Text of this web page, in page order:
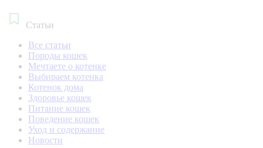
Статьи
Все статьи
Породы кошек
Мечтаете о котенке
Выбираем котенка
Котенок дома
Здоровье кошек
Питание кошек
Поведение кошек
Уход и содержание
Новости